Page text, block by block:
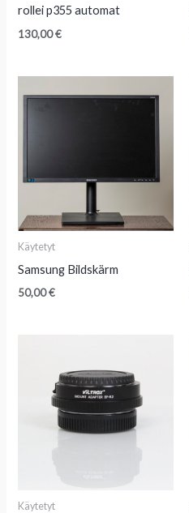
rollei p355 automat
130,00€
Käytetyt
Samsung Bildskärm
50,00€
Käytetyt